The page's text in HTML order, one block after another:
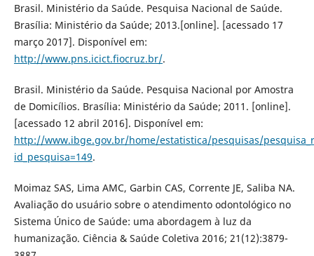
Brasil. Ministério da Saúde. Pesquisa Nacional de Saúde.
Brasília: Ministério da Saúde; 2013.[online]. [acessado 17
março 2017]. Disponível em:
http://www.pns.icict.fiocruz.br/.
Brasil. Ministério da Saúde. Pesquisa Nacional por Amostra
de Domicílios. Brasília: Ministério da Saúde; 2011. [online].
[acessado 12 abril 2016]. Disponível em:
http://www.ibge.gov.br/home/estatistica/pesquisas/
id_pesquisa=149.
Moimaz SAS, Lima AMC, Garbin CAS, Corrente JE, Saliba NA.
Avaliação do usuário sobre o atendimento odontológico no
Sistema Único de Saúde: uma abordagem à luz da
humanização. Ciência & Saúde Coletiva 2016; 21(12):3879-